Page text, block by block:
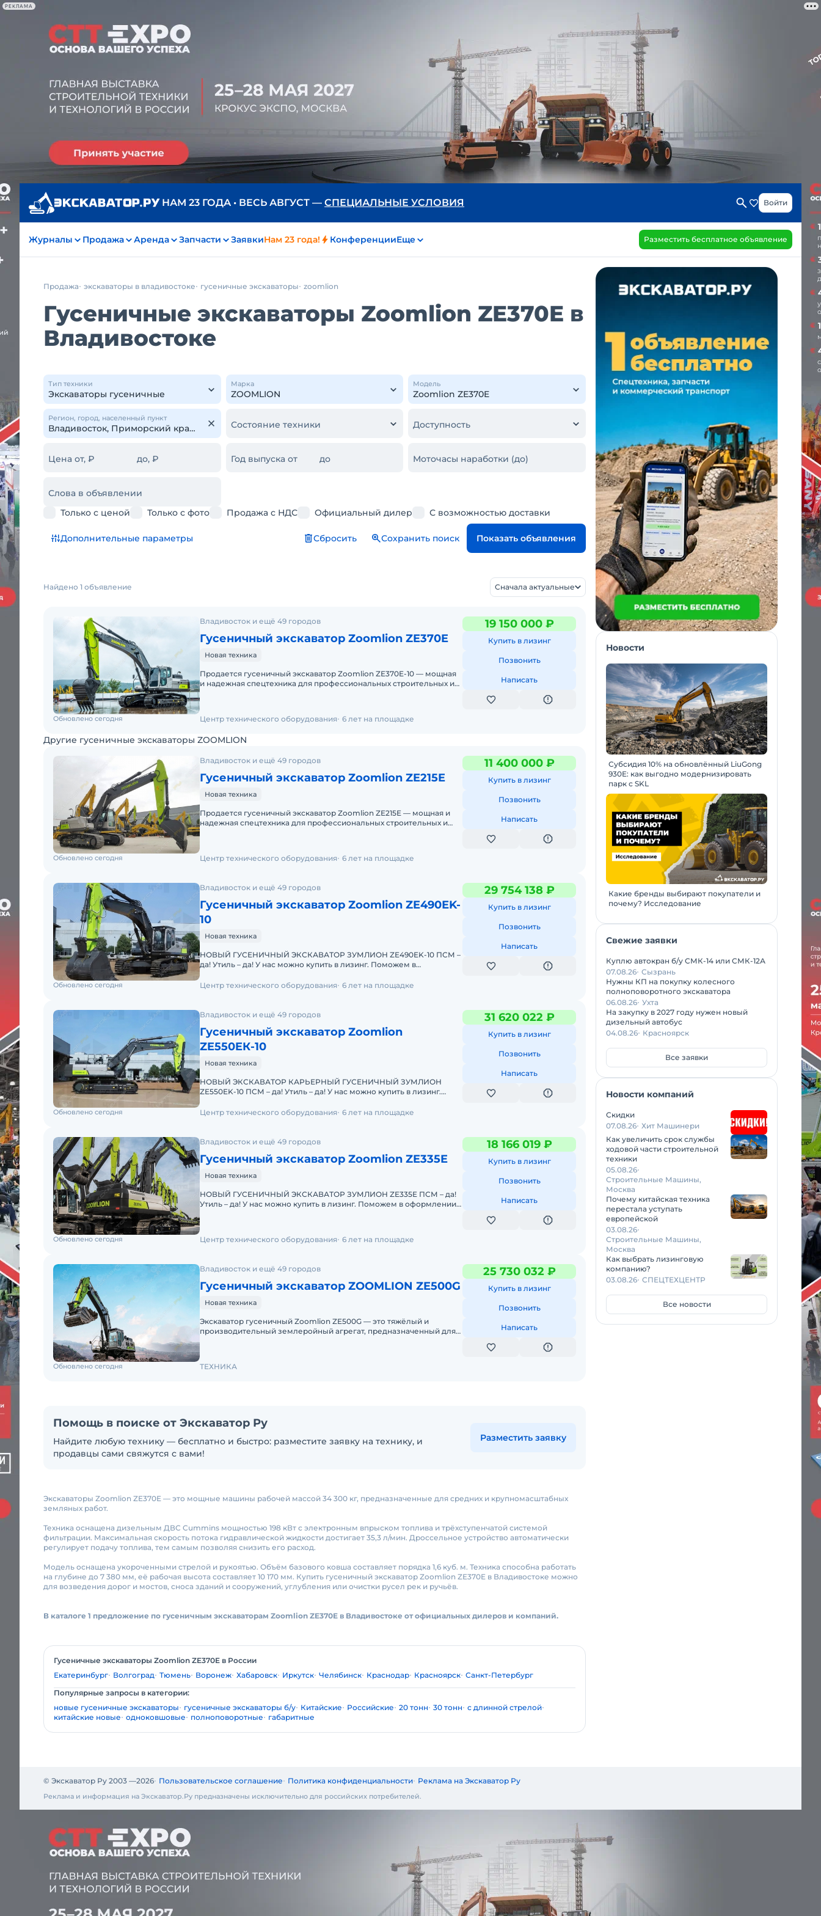
РЕКЛАМА
НАМ 23 ГОДА • ВЕСЬ АВГУСТ — СПЕЦИАЛЬНЫЕ УСЛОВИЯ Войти
Журналы Продажа Аренда Запчасти ЗаявкиНам 23 года! КонференцииЕще Разместить бесплатное объявление
Продажа экскаваторы в владивостоке гусеничные экскаваторы zoomlion
Гусеничные экскаваторы Zoomlion ZE370E в
Владивостоке
Тип техники Марка Модель
Регион, город, населенный пункт
Состояние техники Доступность
Цена от, ₽ до, ₽ Год выпуска от до Моточасы наработки (до)
Слова в объявлении
Только с ценой
Только с фото Продажа с НДС Официальный дилер С возможностью доставки
Дополнительные параметры Сбросить Сохранить поиск Показать объявления
Найдено 1 объявление Сначала актуальные
Владивосток и ещё 49 городов
Гусеничный экскаватор Zoomlion ZE370E
Новая техника
Продается гусеничный экскаватор Zoomlion ZE370E-10 — мощная
и надежная спецтехника для профессиональных строительных и
19 150 000 ₽
Купить в лизинг
Позвонить
Написать
Обновлено сегодня Центр технического оборудования 6 лет на площадке
Другие гусеничные экскаваторы ZOOMLION
Владивосток и ещё 49 городов
Гусеничный экскаватор Zoomlion ZE215E
Новая техника
Продается гусеничный экскаватор Zoomlion ZE215E — мощная и
надежная спецтехника для профессиональных строительных и
11 400 000 ₽
Купить в лизинг
Позвонить
Написать
Обновлено сегодня Центр технического оборудования 6 лет на площадке
Владивосток и ещё 49 городов
Гусеничный экскаватор Zoomlion ZE490ЕK-
10
Новая техника
НОВЫЙ ГУСЕНИЧНЫЙ ЭКСКАВАТОР ЗУМЛИОН ZE490EK-10 ПСМ –
да! Утиль – да! У нас можно купить в лизинг. Поможем в
29 754 138 ₽
Купить в лизинг
Позвонить
Написать
Обновлено сегодня Центр технического оборудования 6 лет на площадке
Владивосток и ещё 49 городов
Гусеничный экскаватор Zoomlion
ZE550EК-10
Новая техника
НОВЫЙ ЭКСКАВАТОР КАРЬЕРНЫЙ ГУСЕНИЧНЫЙ ЗУМЛИОН
ZE550EK-10 ПСМ – да! Утиль – да! У нас можно купить в лизинг.
31 620 022 ₽
Купить в лизинг
Позвонить
Написать
Обновлено сегодня Центр технического оборудования 6 лет на площадке
Владивосток и ещё 49 городов
Гусеничный экскаватор Zoomlion ZE335E
Новая техника
НОВЫЙ ГУСЕНИЧНЫЙ ЭКСКАВАТОР ЗУМЛИОН ZE335E ПСМ – да!
Утиль – да! У нас можно купить в лизинг. Поможем в оформлении!
18 166 019 ₽
Купить в лизинг
Позвонить
Написать
Обновлено сегодня Центр технического оборудования 6 лет на площадке
Владивосток и ещё 49 городов
Гусеничный экскаватор ZOOMLION ZE500G
Новая техника
Экскаватор гусеничный Zoomlion ZE500G — это тяжёлый и
производительный землеройный агрегат, предназначенный для
25 730 032 ₽
Купить в лизинг
Позвонить
Написать
Обновлено сегодня ТЕХНИКА
Помощь в поиске от Экскаватор Ру
Найдите любую технику — бесплатно и быстро: разместите заявку на технику, и
продавцы сами свяжутся с вами!
Разместить заявку
Экскаваторы Zoomlion ZE370E — это мощные машины рабочей массой 34 300 кг, предназначенные для средних и крупномасштабных
земляных работ.
Техника оснащена дизельным ДВС Cummins мощностью 198 кВт с электронным впрыском топлива и трёхступенчатой системой
фильтрации. Максимальная скорость потока гидравлической жидкости достигает 35,3 л/мин. Дроссельное устройство автоматически
регулирует подачу топлива, тем самым позволяя снизить его расход.
Модель оснащена укороченными стрелой и рукоятью. Объём базового ковша составляет порядка 1,6 куб. м. Техника способна работать
на глубине до 7 380 мм, её рабочая высота составляет 10 170 мм. Купить гусеничный экскаватор Zoomlion ZE370E в Владивостоке можно
для возведения дорог и мостов, сноса зданий и сооружений, углубления или очистки русел рек и ручьёв.
В каталоге 1 предложение по гусеничным экскаваторам Zoomlion ZE370E в Владивостоке от официальных дилеров и компаний.
Гусеничные экскаваторы Zoomlion ZE370E в России
Екатеринбург Волгоград Тюмень Воронеж Хабаровск Иркутск Челябинск Краснодар Красноярск Санкт-Петербург
Популярные запросы в категории:
новые гусеничные экскаваторы
гусеничные экскаваторы б/у Китайские Российские 20 тонн 30 тонн с длинной стрелой
китайские новые одноковшовые полноповоротные габаритные
Новости
Субсидия 10% на обновлённый LiuGong
930E: как выгодно модернизировать
парк с SKL
Какие бренды выбирают покупатели и
почему? Исследование
Свежие заявки
Куплю автокран б/у СМК-14 или СМК-12А
07.08.26 Сызрань
Нужны КП на покупку колесного
полноповоротного экскаватора
06.08.26 Ухта
На закупку в 2027 году нужен новый
дизельный автобус
04.08.26 Красноярск
Все заявки
Новости компаний
Скидки
07.08.26 Хит Машинери
Как увеличить срок службы
ходовой части строительной
техники
05.08.26
Строительные Машины,
Москва
Почему китайская техника
перестала уступать
европейской
03.08.26
Строительные Машины,
Москва
Как выбрать лизинговую
компанию?
03.08.26 СПЕЦТЕХЦЕНТР
Все новости
© Экскаватор Ру 2003 —2026 Пользовательское соглашение Политика конфиденциальности Реклама на Экскаватор Ру
Реклама и информация на Экскаватор.Ру предназначены исключительно для российских потребителей.